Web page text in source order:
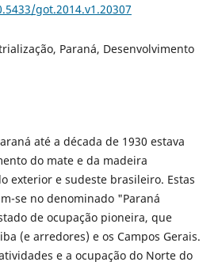
got.2014.v1.20307
Paraná, Desenvolvimento
até a década de 1930 estava
do mate e da madeira
exterior e sudeste brasileiro. Estas
se no denominado "Paraná
de ocupação pioneira, que
(e arredores) e os Campos Gerais.
e a ocupação do Norte do